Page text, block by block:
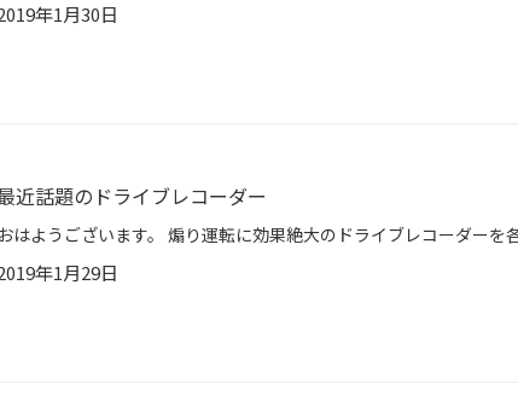
年1月30日
近話題のドライブレコーダー
年1月29日